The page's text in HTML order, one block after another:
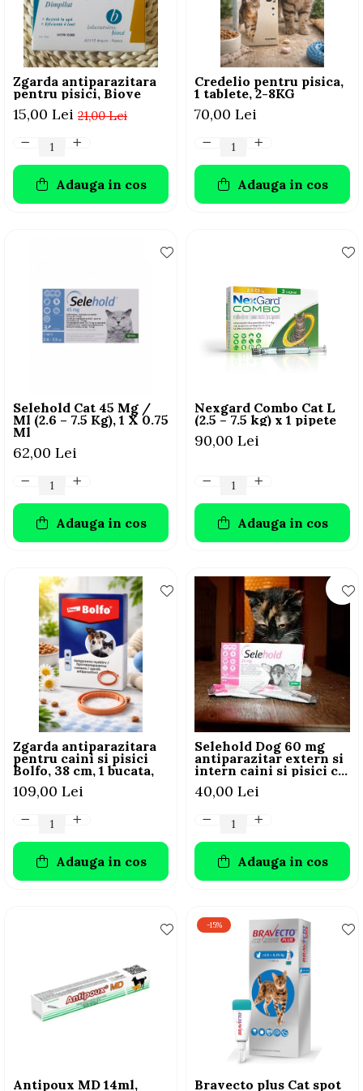
AFECTIUNI OCULARE
AFECTIUNI URINARE
IMUNITATE
LAPTE PRAF
AFECTIUNI OCULARE
AFECTIUNI URINARE
IMUNITATE
LAPTE PRAF
Zgarda antiparazitara
pentru pisici, Biove
21,00 Lei
15,00 Lei
Adauga in cos
Credelio pentru pisica,
1 tablete, 2-8KG
70,00 Lei
Adauga in cos
Selehold Cat 45 Mg /
Ml (2.6 – 7.5 Kg), 1 X 0.75
Ml
62,00 Lei
Adauga in cos
Nexgard Combo Cat L
(2.5 – 7.5 kg) x 1 pipete
90,00 Lei
Adauga in cos
Zgarda antiparazitara
pentru caini si pisici
Bolfo, 38 cm, 1 bucata,
109,00 Lei
Adauga in cos
Selehold Dog 60 mg
antiparazitar extern si
intern caini si pisici cu
greutate mai mica sau
egala cu 2,5 kg ,1 pipete
40,00 Lei
Adauga in cos
Antipoux MD 14ml,
-15%
Bravecto plus Cat spot